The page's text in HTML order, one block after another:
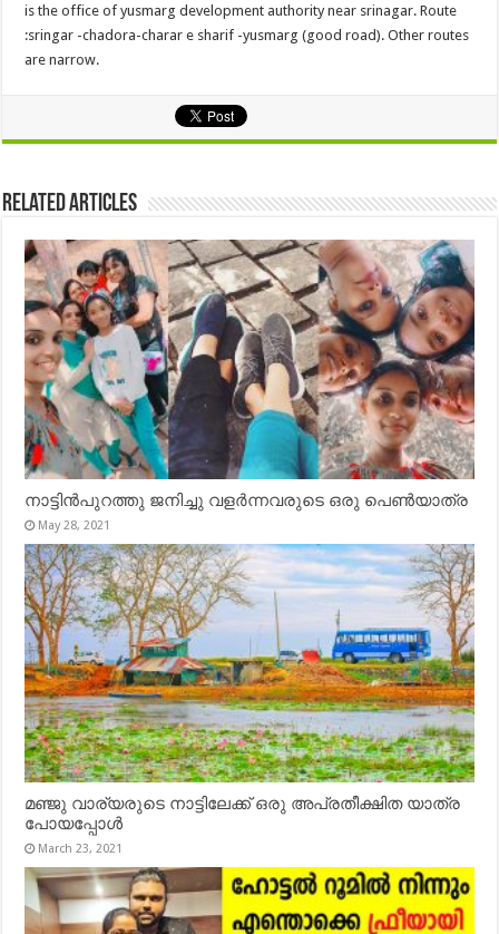
is the office of yusmarg development authority near srinagar. Route
:sringar -chadora-charar e sharif -yusmarg (good road). Other routes
are narrow.
Related Articles
നാട്ടിൻപുറത്തു ജനിച്ചു വളർന്നവരുടെ ഒരു പെൺയാത്ര
May 28, 2021
മഞ്ജു വാര്യരുടെ നാട്ടിലേക്ക് ഒരു അപ്രതീക്ഷിത യാത്ര
പോയപ്പോൾ
March 23, 2021